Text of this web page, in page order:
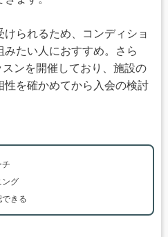
られるため、コンディショ
たい人におすすめ。さら
ンを開催しており、施設の
性を確かめてから入会の検討
ング
きる